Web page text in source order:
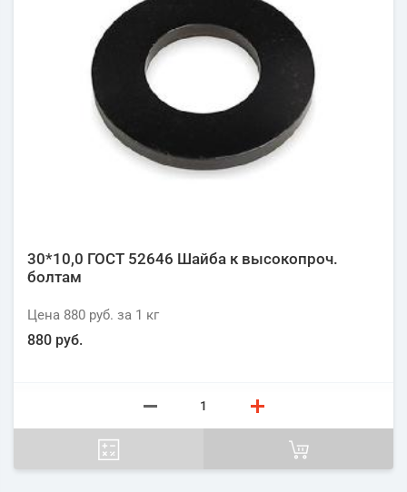
30*10,0 ГОСТ 52646 Шайба к высокопроч.
болтам
Цена 880 руб. за 1 кг
880 руб.